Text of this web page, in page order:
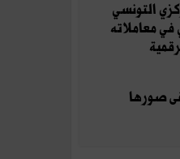
التونسي
في معاملاته
صورها